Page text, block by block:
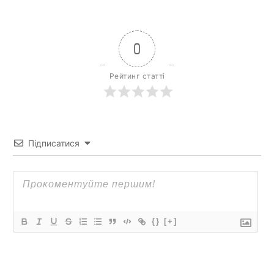
0
Рейтинг статті
Підписатися
{} [+]